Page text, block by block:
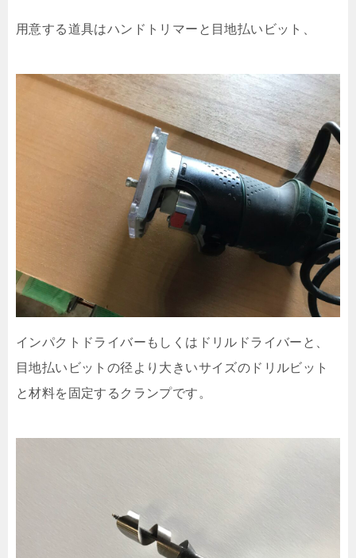
用意する道具はハンドトリマーと目地払いビット、
インパクトドライバーもしくはドリルドライバーと、
目地払いビットの径より大きいサイズのドリルビット
と材料を固定するクランプです。